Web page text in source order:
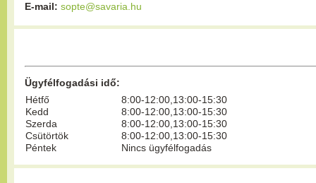
E-mail: sopte@savaria.hu
Ügyfélfogadási idő:
Hétfő
8:00-12:00,13:00-15:30
Kedd
8:00-12:00,13:00-15:30
Szerda
8:00-12:00,13:00-15:30
Csütörtök
8:00-12:00,13:00-15:30
Péntek
Nincs ügyfélfogadás